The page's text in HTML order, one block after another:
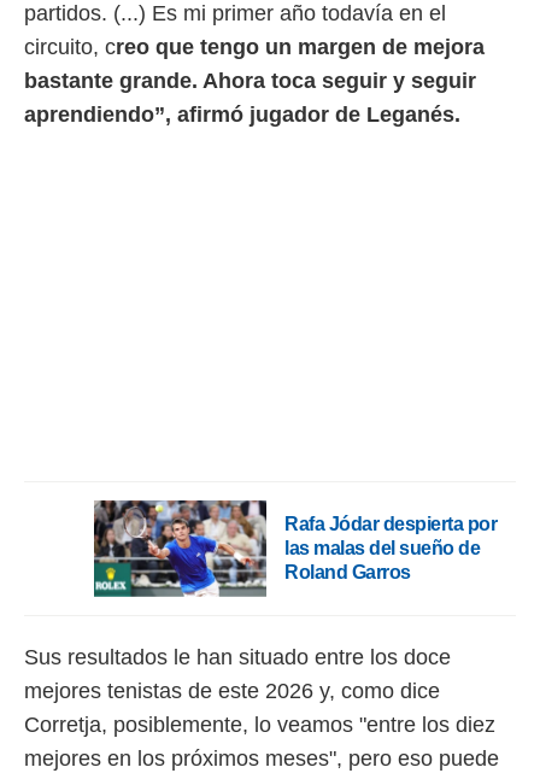
partidos. (...) Es mi primer año todavía en el
circuito, creo que tengo un margen de mejora
bastante grande. Ahora toca seguir y seguir
aprendiendo”, afirmó jugador de Leganés.
Rafa Jódar despierta por
las malas del sueño de
Roland Garros
Sus resultados le han situado entre los doce
mejores tenistas de este 2026 y, como dice
Corretja, posiblemente, lo veamos "entre los diez
mejores en los próximos meses", pero eso puede